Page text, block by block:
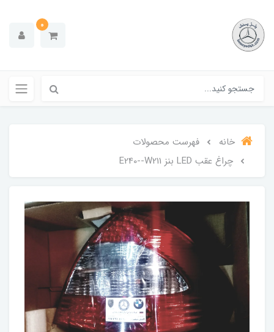
0
خانه
فهرست محصولات
چراغ عقب LED بنز E240--W211